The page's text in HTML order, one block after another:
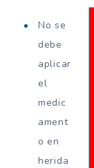
No se
debe
aplicar
el
medic
ament
o en
herida